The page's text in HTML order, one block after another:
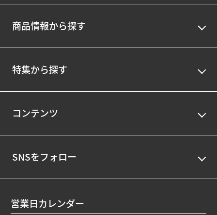
商品情報から探す
特集から探す
コンテンツ
SNSをフォロー
営業日カレンダー